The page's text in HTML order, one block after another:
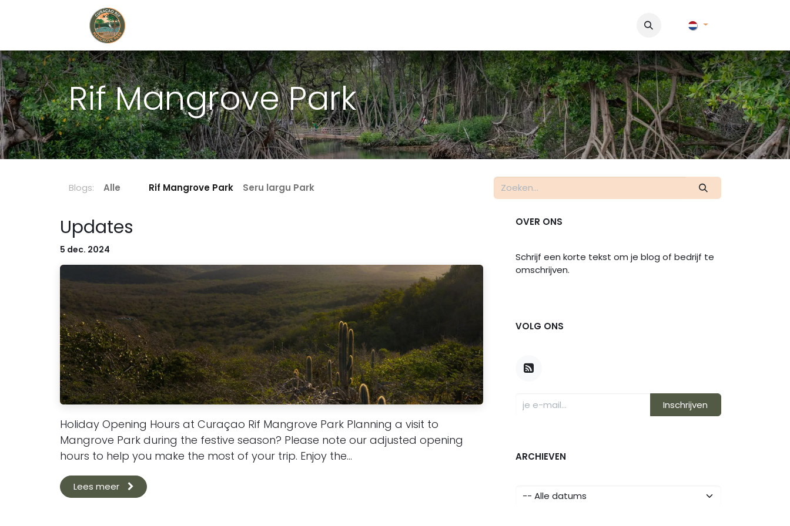
Contact FAQ & Regelementen
Rif Mangrove Park
Blogs: Alle Rif Mangrove Park Seru largu Park
Updates
5 dec. 2024
Holiday Opening Hours at Curaçao Rif Mangrove Park Planning a visit to
Mangrove Park during the festive season? Please note our adjusted opening
hours to help you make the most of your trip. Enjoy the...
Lees meer
OVER ONS
Schrijf een korte tekst om je blog of bedrijf te
omschrijven.
VOLG ONS
Inschrijven
ARCHIEVEN